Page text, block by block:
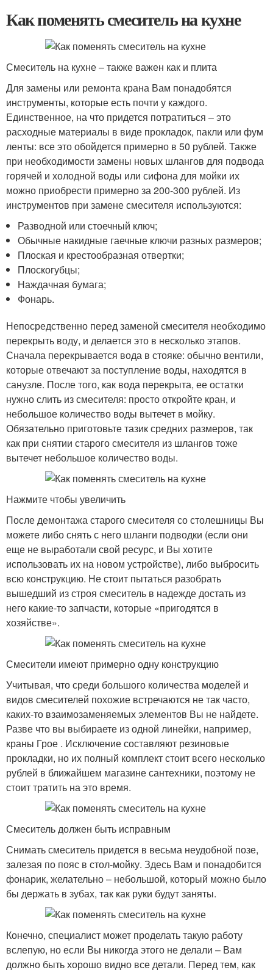
Как поменять смеситель на кухне
Смеситель на кухне – также важен как и плита
Для замены или ремонта крана Вам понадобятся
инструменты, которые есть почти у каждого.
Единственное, на что придется потратиться – это
расходные материалы в виде прокладок, пакли или фум
ленты: все это обойдется примерно в 50 рублей. Также
при необходимости замены новых шлангов для подвода
горячей и холодной воды или сифона для мойки их
можно приобрести примерно за 200-300 рублей. Из
инструментов при замене смесителя используются:
Разводной или стоечный ключ;
Обычные накидные гаечные ключи разных размеров;
Плоская и крестообразная отвертки;
Плоскогубцы;
Наждачная бумага;
Фонарь.
Непосредственно перед заменой смесителя необходимо
перекрыть воду, и делается это в несколько этапов.
Сначала перекрывается вода в стояке: обычно вентили,
которые отвечают за поступление воды, находятся в
санузле. После того, как вода перекрыта, ее остатки
нужно слить из смесителя: просто откройте кран, и
небольшое количество воды вытечет в мойку.
Обязательно приготовьте тазик средних размеров, так
как при снятии старого смесителя из шлангов тоже
вытечет небольшое количество воды.
Нажмите чтобы увеличить
После демонтажа старого смесителя со столешницы Вы
можете либо снять с него шланги подводки (если они
еще не выработали свой ресурс, и Вы хотите
использовать их на новом устройстве), либо выбросить
всю конструкцию. Не стоит пытаться разобрать
вышедший из строя смеситель в надежде достать из
него какие-то запчасти, которые «пригодятся в
хозяйстве».
Смесители имеют примерно одну конструкцию
Учитывая, что среди большого количества моделей и
видов смесителей похожие встречаются не так часто,
каких-то взаимозаменяемых элементов Вы не найдете.
Разве что вы выбираете из одной линейки, например,
краны Грое . Исключение составляют резиновые
прокладки, но их полный комплект стоит всего несколько
рублей в ближайшем магазине сантехники, поэтому не
стоит тратить на это время.
Смеситель должен быть исправным
Снимать смеситель придется в весьма неудобной позе,
залезая по пояс в стол-мойку. Здесь Вам и понадобится
фонарик, желательно – небольшой, который можно было
бы держать в зубах, так как руки будут заняты.
Конечно, специалист может проделать такую работу
вслепую, но если Вы никогда этого не делали – Вам
должно быть хорошо видно все детали. Перед тем, как